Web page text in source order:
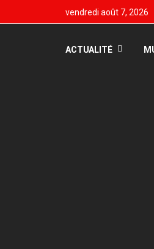
vendredi août 7, 2026
ACTUALITÉ